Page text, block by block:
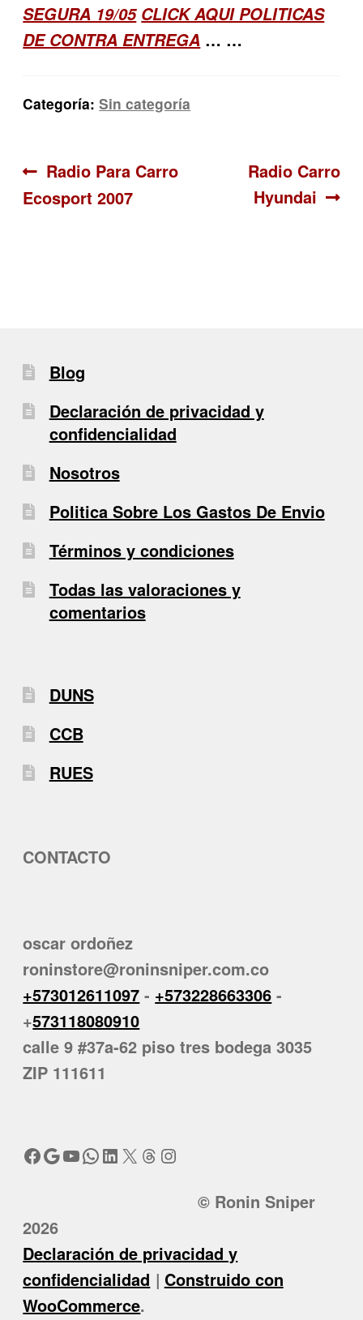
SEGURA 19/05 CLICK AQUI POLITICAS
DE CONTRA ENTREGA … …
Categoría:Sin categoría
Navegación
de
Anterior:
Radio Para Carro
Ecosport 2007
Siguiente:
Radio Carro
Hyundai
Blog
Declaración de privacidad y
confidencialidad
Nosotros
Politica Sobre Los Gastos De Envio
Términos y condiciones
Todas las valoraciones y
comentarios
DUNS
CCB
RUES
CONTACTO
oscar ordoñez
roninstore@roninsniper.com.co
+573012611097 - +573228663306 -
+573118080910
calle 9 #37a-62 piso tres bodega 3035
ZIP 111611
Facebook
Google
YouTube
WhatsApp
LinkedIn
X Threads
Instagram
© Ronin Sniper
2026
Declaración de privacidad y
confidencialidad
Construido con
WooCommerce.